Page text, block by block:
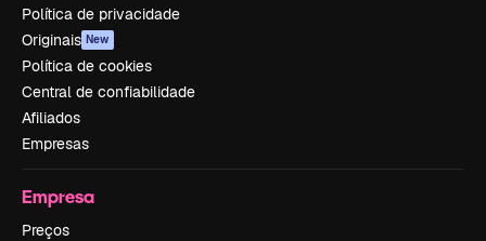
Política de privacidade
Originais New
Política de cookies
Central de confiabilidade
Afiliados
Empresas
Empresa
Preços